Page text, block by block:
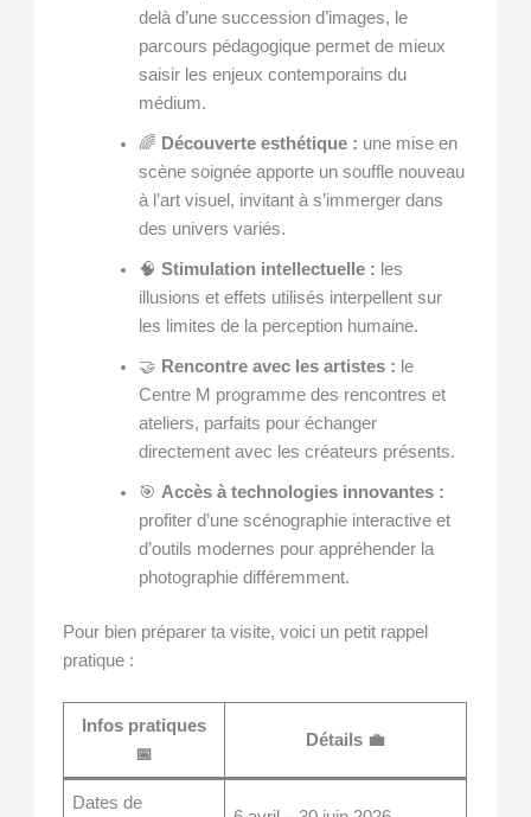
delà d’une succession d’images, le
parcours pédagogique permet de mieux
saisir les enjeux contemporains du
médium.
🌈 Découverte esthétique : une mise en
scène soignée apporte un souffle nouveau
à l’art visuel, invitant à s’immerger dans
des univers variés.
🧠 Stimulation intellectuelle : les
illusions et effets utilisés interpellent sur
les limites de la perception humaine.
🤝 Rencontre avec les artistes : le
Centre M programme des rencontres et
ateliers, parfaits pour échanger
directement avec les créateurs présents.
🎯 Accès à technologies innovantes :
profiter d’une scénographie interactive et
d’outils modernes pour appréhender la
photographie différemment.
Pour bien préparer ta visite, voici un petit rappel
pratique :
Infos pratiques
📅
Détails 💼
Dates de